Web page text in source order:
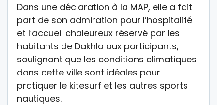
Dans une déclaration à la MAP, elle a fait
part de son admiration pour l’hospitalité
et l’accueil chaleureux réservé par les
habitants de Dakhla aux participants,
soulignant que les conditions climatiques
dans cette ville sont idéales pour
pratiquer le kitesurf et les autres sports
nautiques.